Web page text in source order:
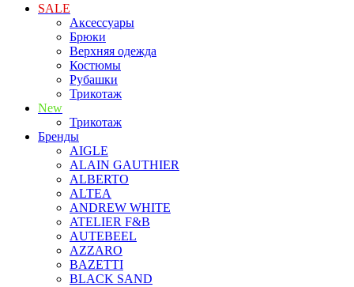
SALE
Аксессуары
Брюки
Верхняя одежда
Костюмы
Рубашки
Трикотаж
New
Трикотаж
Бренды
AIGLE
ALAIN GAUTHIER
ALBERTO
ALTEA
ANDREW WHITE
ATELIER F&B
AUTEBEEL
AZZARO
BAZETTI
BLACK SAND